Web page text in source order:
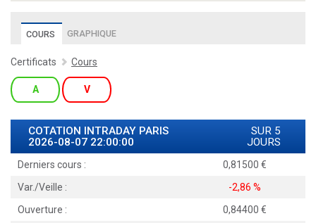
COURS GRAPHIQUE
Certificats Cours
A V
COTATION INTRADAY PARIS
2026-08-07 22:00:00
SUR 5
JOURS
Derniers cours :
0,81500
Var./Veille :
-2,86 %
Ouverture :
0,84400